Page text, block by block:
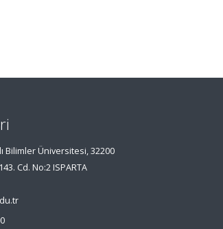
Bilimler Üniversitesi, 32200
Cd. No:2 ISPARTA